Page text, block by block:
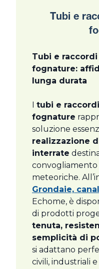
Tubi e
Tubi e raccordi
fognature:
lunga durata
I tubi e
fognature
soluzione
realizzazione
interrate
meteoriche.
Grondaie,
Echome, è
di prodotti
tenuta,
semplicità di
si adattano
civili, industriali